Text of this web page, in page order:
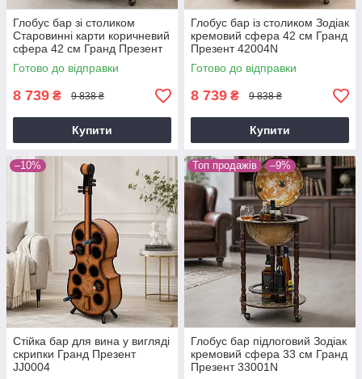
Глобус бар зі столиком
Старовинні карти коричневий
сфера 42 см Гранд Презент
42004R
Готово до відправки
8 739 ₴ 9 838 ₴
Купити
Глобус бар із столиком Зодіак
кремовий сфера 42 см Гранд
Презент 42004N
Готово до відправки
8 739 ₴ 9 838 ₴
Купити
–10%
Стійка бар для вина у вигляді
скрипки Гранд Презент
JJ0004
Топ продажів –9%
Глобус бар підлоговий Зодіак
кремовий сфера 33 см Гранд
Презент 33001N